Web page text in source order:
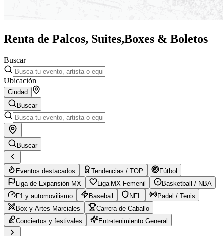
Renta de Palcos, Suites,Boxes & Boletos
Buscar
Ubicación
Ciudad
Buscar
Buscar
Eventos destacados Tendencias / TOP
Fútbol
Liga de Expansión MX
Liga MX Femenil
Basketball / NBA
F1 y automovilismo
Baseball NFL
Padel / Tenis
Box y Artes Marciales
Carrera de Caballo
Conciertos y festivales
Entretenimiento General